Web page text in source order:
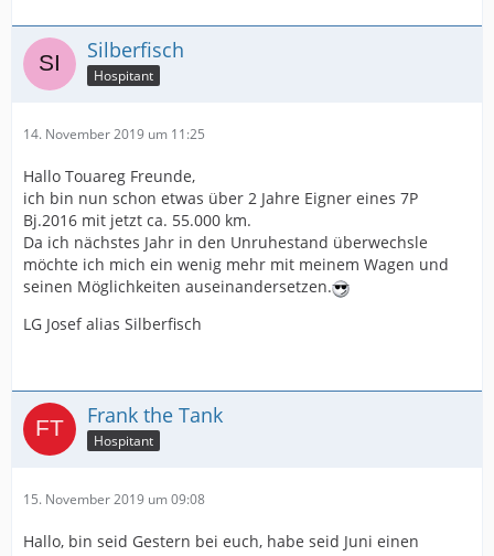
Silberfisch
Hospitant
14. November 2019 um 11:25
Hallo Touareg Freunde,
ich bin nun schon etwas über 2 Jahre Eigner eines 7P
Bj.2016 mit jetzt ca. 55.000 km.
Da ich nächstes Jahr in den Unruhestand überwechsle
möchte ich mich ein wenig mehr mit meinem Wagen und
seinen Möglichkeiten auseinandersetzen.
LG Josef alias Silberfisch
Frank the Tank
Hospitant
15. November 2019 um 09:08
Hallo, bin seid Gestern bei euch, habe seid Juni einen